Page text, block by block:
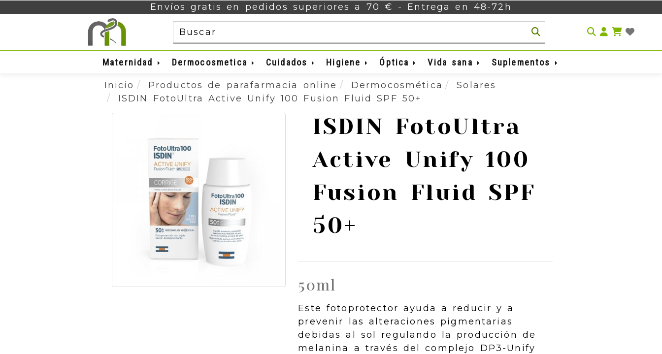
Envíos gratis en pedidos superiores a 70 € - Entrega en 48-72h
Maternidad Dermocosmetica Cuidados Higiene Óptica Vida sana Suplementos
Inicio Productos de parafarmacia online Dermocosmética
Solares
ISDIN FotoUltra Active Unify 100 Fusion Fluid SPF 50+
ISDIN FotoUltra
Active Unify 100
Fusion Fluid SPF
50+
50ml
Este fotoprotector ayuda a reducir y a
prevenir las alteraciones pigmentarias
debidas al sol regulando la producción de
melanina a través del complejo DP3-Unify